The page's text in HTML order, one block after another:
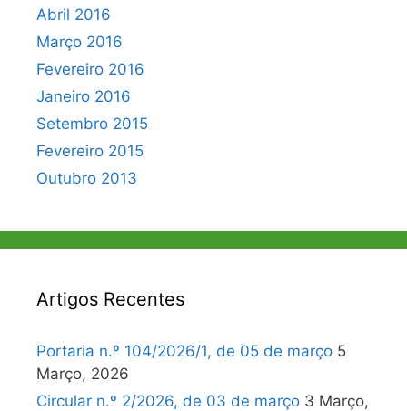
Abril 2016
Março 2016
Fevereiro 2016
Janeiro 2016
Setembro 2015
Fevereiro 2015
Outubro 2013
Artigos Recentes
Portaria n.º 104/2026/1, de 05 de março 5
Março, 2026
Circular n.º 2/2026, de 03 de março 3 Março,